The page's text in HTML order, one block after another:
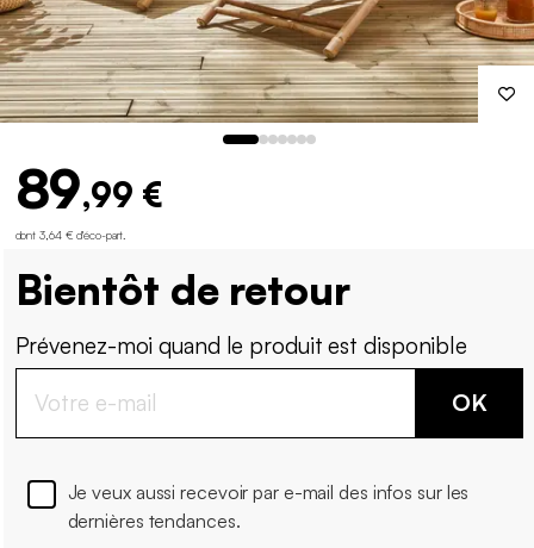
89,99 €
dont 3,64 € d'éco-part
Bientôt de retour
Prévenez-moi quand le produit est disponible
OK
Je veux aussi recevoir par e-mail des infos sur les
dernières tendances.